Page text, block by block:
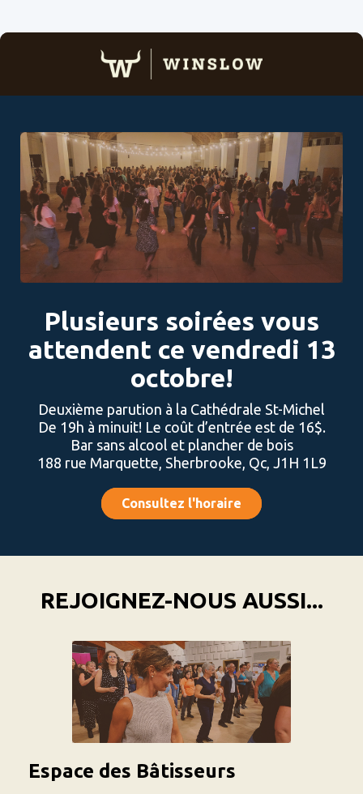
Plusieurs soirées vous
attendent ce vendredi 13
octobre!
Deuxième parution à la Cathédrale St-Michel
De 19h à minuit! Le coût d’entrée est de 16$.
Bar sans alcool et plancher de bois
188 rue Marquette, Sherbrooke, Qc, J1H 1L9
Consultez l'horaire
REJOIGNEZ-NOUS AUSSI...
Espace des Bâtisseurs